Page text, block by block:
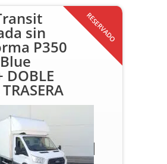
RESERVADO
sin
P350
DOBLE